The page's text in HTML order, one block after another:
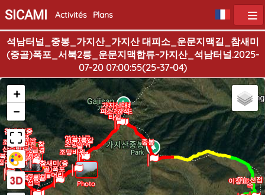
SICAMI Activités Plans
석남터널_중봉_가지산_가지산 대피소_운문지맥길_참새미
(중골)폭포_서북2릉_운문지맥합류~가지산_석남터널.2025-
07-20 07:00:55(25-37-04)
이정표주능선접
속
중봉
가지산정
상/20.4도
가지산대
피소/간식
타임
서북1릉갈
림
참새미(중
골)폭포
들머리
잘라진 참
나무/급경
사시작
산죽밭
참새미(중
골)폭포
하단
산죽밭
조망바위/
점심
산죽밭
2릉
속
서북2릉끝
운문지맥
접속
조망바위
영알산군
조망바위
Photo
Photo
+
−